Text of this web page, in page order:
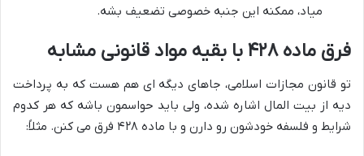
میاد، ممکنه این جنبه خصوصی تضعیف بشه.
فرق ماده ۴۲۸ با بقیه مواد قانونی مشابه
تو قانون مجازات اسلامی، جاهای دیگه ای هم هست که به پرداخت
دیه از بیت المال اشاره شده، ولی باید حواسمون باشه که هر کدوم
شرایط و فلسفه خودشون رو دارن و با ماده ۴۲۸ فرق می کنن. مثلاً: